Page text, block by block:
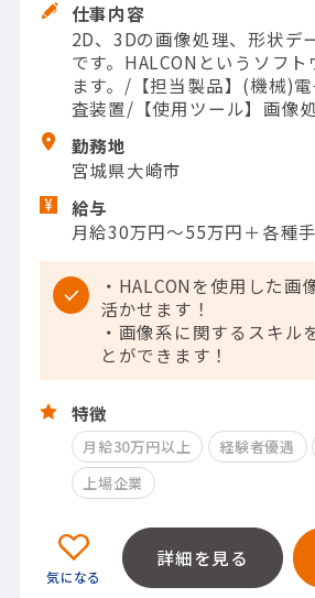
仕事内容
2D、3Dの画像処理、形状デ
です。HALCONというソフ
ます。/【担当製品】(機械)
査装置/【使用ツール】画像
勤務地
宮城県大崎市
給与
月給30万円～55万円＋各種
・HALCONを使用した画
活かせます！
・画像系に関するスキル
とができます！
特徴
月給30万円以上 経験者優遇
上場企業
詳細を見る